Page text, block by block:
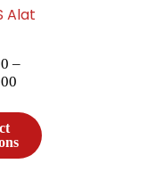
Alat
Klasik
–